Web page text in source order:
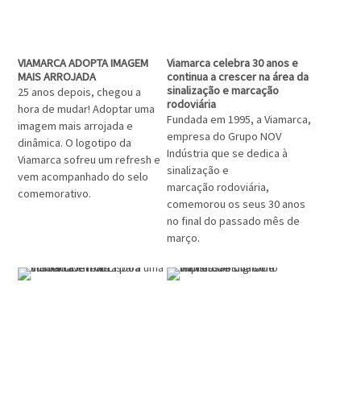
VIAMARCA ADOPTA IMAGEM
MAIS ARROJADA
25 anos depois, chegou a
hora de mudar! Adoptar uma
imagem mais arrojada e
dinâmica. O logotipo da
Viamarca sofreu um refresh e
vem acompanhado do selo
comemorativo.
Viamarca celebra 30 anos e
continua a crescer na área da
sinalização e marcação
rodoviária
Fundada em 1995, a Viamarca,
empresa do Grupo NOV
Indústria que se dedica à
sinalização e
marcação rodoviária,
comemorou os seus 30 anos
no final do passado mês de
março.